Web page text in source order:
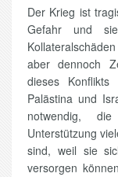
Der Krieg ist
Gefahr und
aber dennoch
dieses Konflikts
Palästina und
notwendig,
Unterstützung
sind, weil sie
versorgen